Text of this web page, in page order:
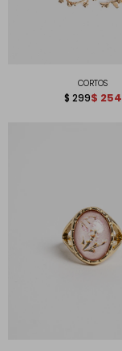
CORTOS
$ 299$ 254